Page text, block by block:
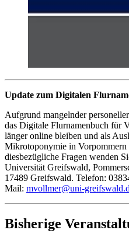
Update zum Digitalen
Aufgrund mangelnder
das Digitale Flurnamenbuch für
länger online bleiben und als
Mikrotoponymie in Vorpommern
diesbezügliche Fragen wenden
Universität Greifswald,
17489 Greifswald. Telefon:
Mail: mvollmer@uni-greifswald
Bisherige